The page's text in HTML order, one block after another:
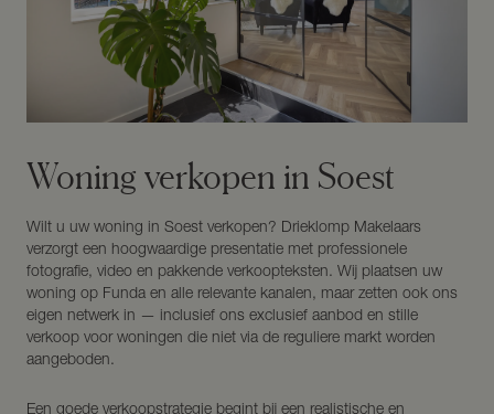
Woning verkopen in Soest
Wilt u uw woning in Soest verkopen? Drieklomp Makelaars
verzorgt een hoogwaardige presentatie met professionele
fotografie, video en pakkende verkoopteksten. Wij plaatsen uw
woning op Funda en alle relevante kanalen, maar zetten ook ons
eigen netwerk in — inclusief ons exclusief aanbod en stille
verkoop voor woningen die niet via de reguliere markt worden
aangeboden.
Een goede verkoopstrategie begint bij een realistische en